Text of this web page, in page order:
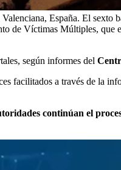
España. El
de Víctimas Múltiples, que
según informes del
facilitados a través de la
continúan el